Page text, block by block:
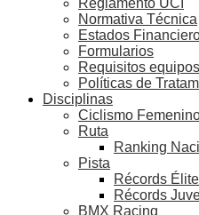
Reglamento UCI
Normativa Técnica
Estados
Formularios
Requisitos
Políticas de
Disciplinas
Ciclismo
Ruta
Ranking
Pista
Récords
Récords
BMX Racing